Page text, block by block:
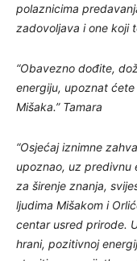
polaznicima
zadovoljava i one koji
“Obavezno dođite,
energiju, upoznat
Mišaka.” Tamara
“Osjećaj iznimne
upoznao, uz predivnu
za širenje znanja,
ljudima Mišakom i
centar usred prirode.
hrani, pozitivnoj